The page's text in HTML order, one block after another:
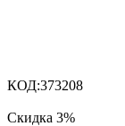
КОД:373208
Скидка 3%